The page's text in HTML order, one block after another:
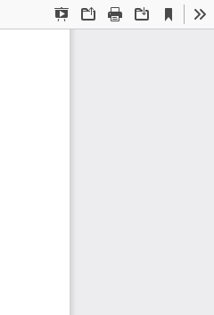
Presentation
OpenPrint Download
Current
View